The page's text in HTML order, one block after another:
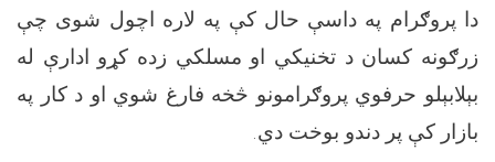
دا پروګرام په داسې حال کې په لاره اچول شوی چې
زرګونه کسان د تخنیکي او مسلکي زده کړو ادارې له
بېلابېلو حرفوي پروګرامونو څخه فارغ شوي او د کار په
بازار کې پر دندو بوخت دي.